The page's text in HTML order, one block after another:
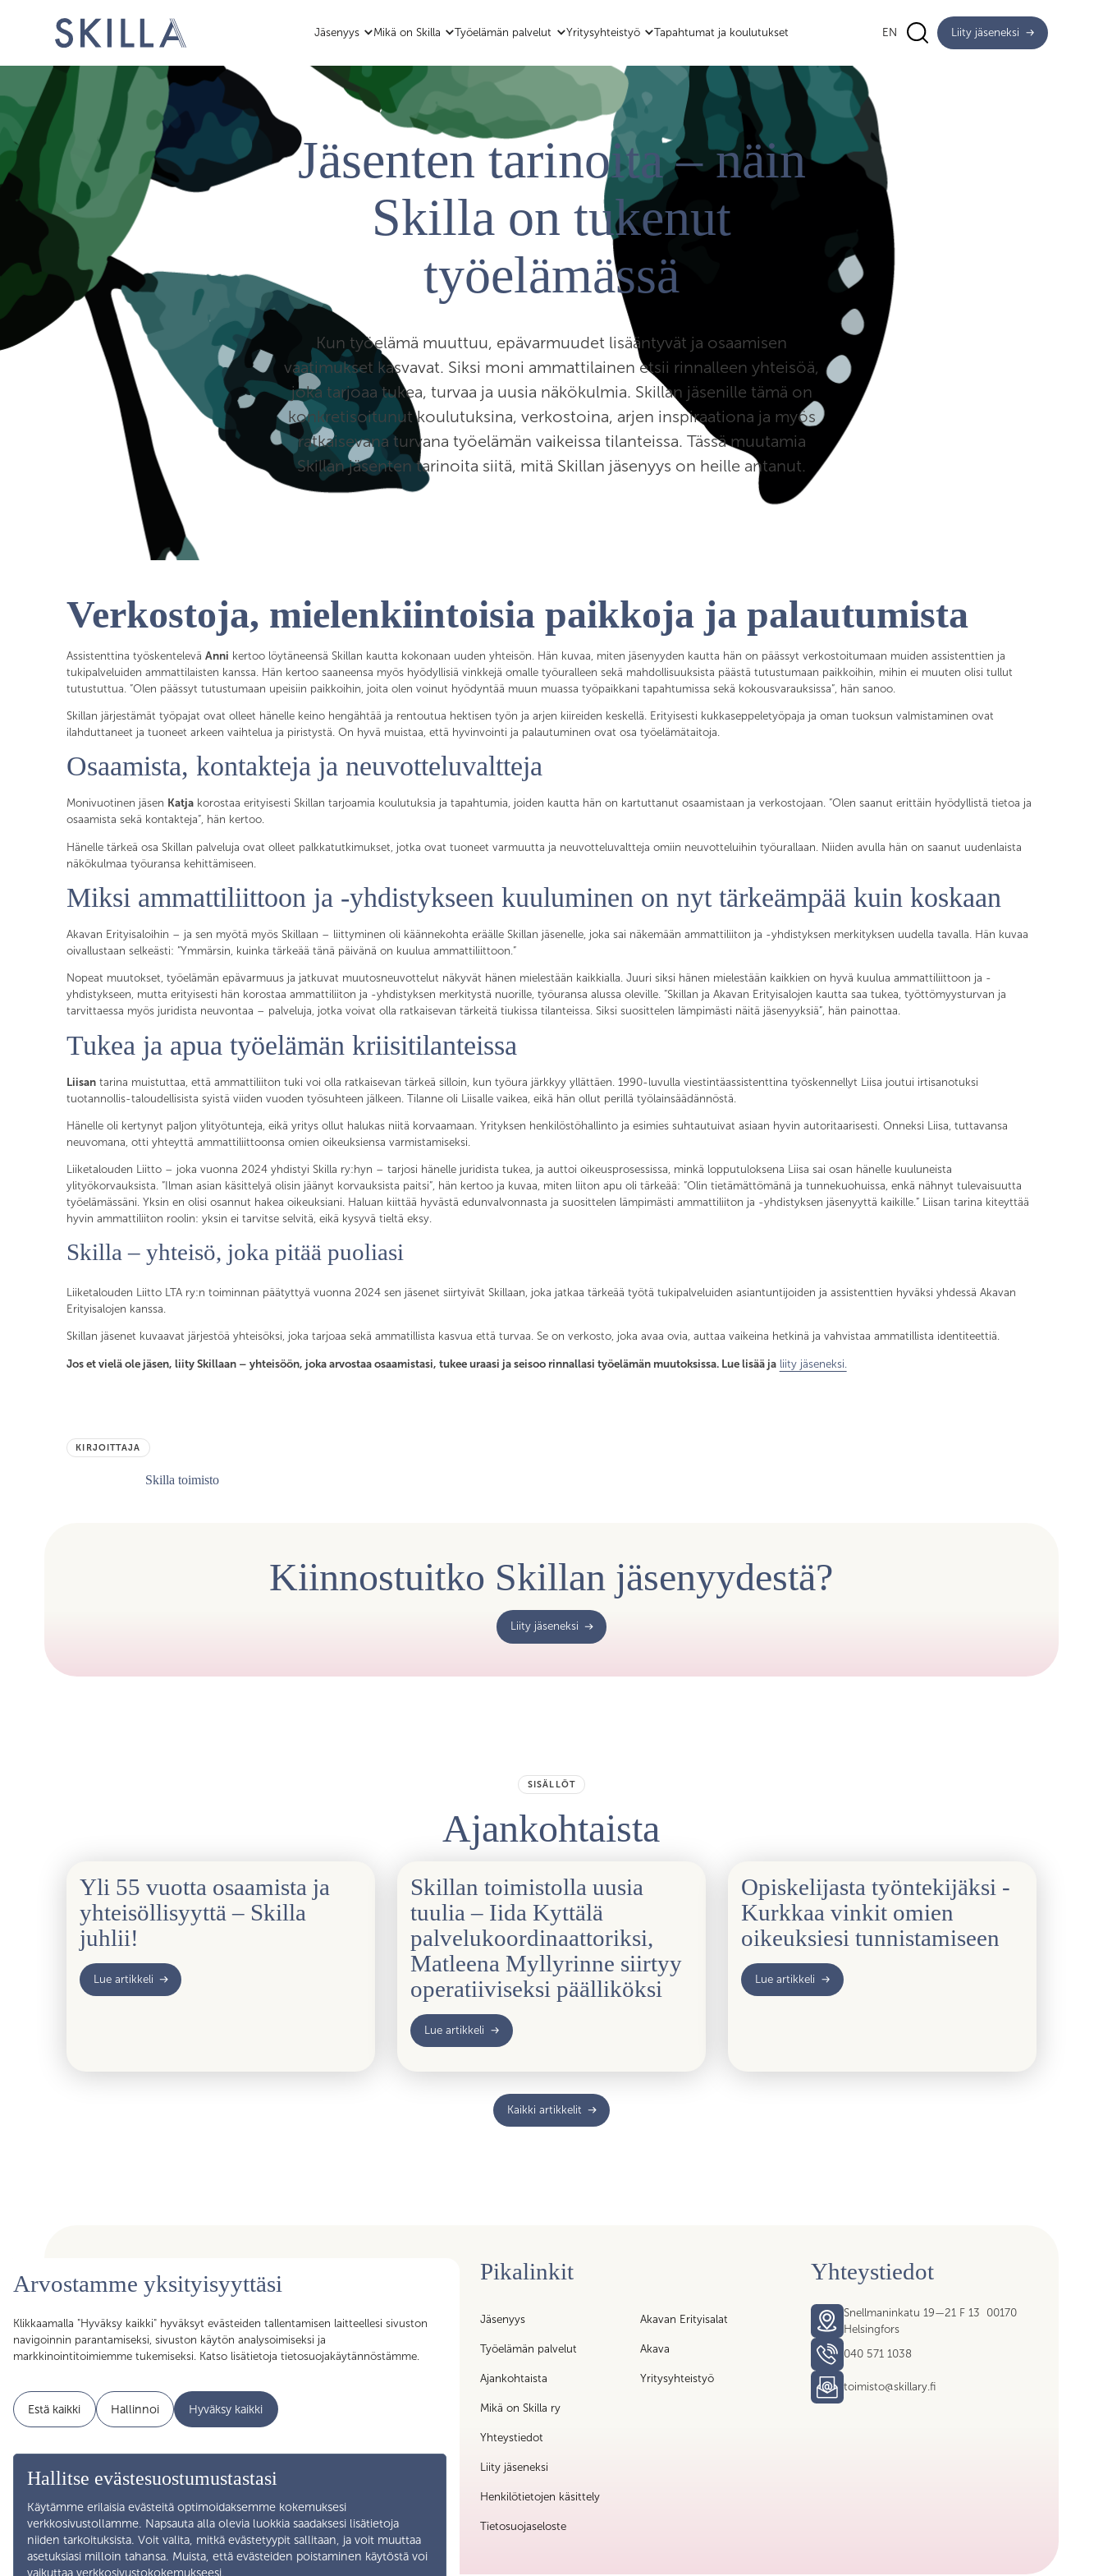
Jäsenyys Mikä on Skilla Työelämän palvelut Yritysyhteistyö Tapahtumat ja koulutukset EN Liity jäseneksi
Jäsenten tarinoita – näin
Skilla on tukenut
työelämässä
Kun työelämä muuttuu, epävarmuudet lisääntyvät ja osaamisen
vaatimukset kasvavat. Siksi moni ammattilainen etsii rinnalleen yhteisöä,
joka tarjoaa tukea, turvaa ja uusia näkökulmia. Skillan jäsenille tämä on
konkretisoitunut koulutuksina, verkostoina, arjen inspiraationa ja myös
ratkaisevana turvana työelämän vaikeissa tilanteissa. Tässä muutamia
Skillan jäsenten tarinoita siitä, mitä Skillan jäsenyys on heille antanut.
Verkostoja, mielenkiintoisia paikkoja ja palautumista
Assistenttina työskentelevä Anni kertoo löytäneensä Skillan kautta kokonaan uuden yhteisön. Hän kuvaa, miten jäsenyyden kautta hän on päässyt verkostoitumaan muiden assistenttien ja
tukipalveluiden ammattilaisten kanssa. Hän kertoo saaneensa myös hyödyllisiä vinkkejä omalle työuralleen sekä mahdollisuuksista päästä tutustumaan paikkoihin, mihin ei muuten olisi tullut
tutustuttua. ”Olen päässyt tutustumaan upeisiin paikkoihin, joita olen voinut hyödyntää muun muassa työpaikkani tapahtumissa sekä kokousvarauksissa”, hän sanoo.
Skillan järjestämät työpajat ovat olleet hänelle keino hengähtää ja rentoutua hektisen työn ja arjen kiireiden keskellä. Erityisesti kukkaseppeletyöpaja ja oman tuoksun valmistaminen ovat
ilahduttaneet ja tuoneet arkeen vaihtelua ja piristystä. On hyvä muistaa, että hyvinvointi ja palautuminen ovat osa työelämätaitoja.
Osaamista, kontakteja ja neuvotteluvaltteja
Monivuotinen jäsen Katjakorostaa erityisesti Skillan tarjoamia koulutuksia ja tapahtumia, joiden kautta hän on kartuttanut osaamistaan ja verkostojaan. ”Olen saanut erittäin hyödyllistä tietoa ja
osaamista sekä kontakteja”, hän kertoo.
Hänelle tärkeä osa Skillan palveluja ovat olleet palkkatutkimukset, jotka ovat tuoneet varmuutta ja neuvotteluvaltteja omiin neuvotteluihin työurallaan. Niiden avulla hän on saanut uudenlaista
näkökulmaa työuransa kehittämiseen.
Miksi ammattiliittoon ja -yhdistykseen kuuluminen on nyt tärkeämpää kuin koskaan
Akavan Erityisaloihin – ja sen myötä myös Skillaan – liittyminen oli käännekohta eräälle Skillan jäsenelle, joka sai näkemään ammattiliiton ja -yhdistyksen merkityksen uudella tavalla. Hän kuvaa
oivallustaan selkeästi: ”Ymmärsin, kuinka tärkeää tänä päivänä on kuulua ammattiliittoon.”
Nopeat muutokset, työelämän epävarmuus ja jatkuvat muutosneuvottelut näkyvät hänen mielestään kaikkialla. Juuri siksi hänen mielestään kaikkien on hyvä kuulua ammattiliittoon ja -
yhdistykseen, mutta erityisesti hän korostaa ammattiliiton ja -yhdistyksen merkitystä nuorille, työuransa alussa oleville. ”Skillan ja Akavan Erityisalojen kautta saa tukea, työttömyysturvan ja
tarvittaessa myös juridista neuvontaa – palveluja, jotka voivat olla ratkaisevan tärkeitä tiukissa tilanteissa. Siksi suosittelen lämpimästi näitä jäsenyyksiä”, hän painottaa.
Tukea ja apua työelämän kriisitilanteissa
Liisantarina muistuttaa, että ammattiliiton tuki voi olla ratkaisevan tärkeä silloin, kun työura järkkyy yllättäen. 1990-luvulla viestintäassistenttina työskennellyt Liisa joutui irtisanotuksi
tuotannollis-taloudellisista syistä viiden vuoden työsuhteen jälkeen. Tilanne oli Liisalle vaikea, eikä hän ollut perillä työlainsäädännöstä.
Hänelle oli kertynyt paljon ylityötunteja, eikä yritys ollut halukas niitä korvaamaan. Yrityksen henkilöstöhallinto ja esimies suhtautuivat asiaan hyvin autoritaarisesti. Onneksi Liisa, tuttavansa
neuvomana, otti yhteyttä ammattiliittoonsa omien oikeuksiensa varmistamiseksi.
Liiketalouden Liitto – joka vuonna 2024 yhdistyi Skilla ry:hyn – tarjosi hänelle juridista tukea, ja auttoi oikeusprosessissa, minkä lopputuloksena Liisa sai osan hänelle kuuluneista
ylityökorvauksista. ”Ilman asian käsittelyä olisin jäänyt korvauksista paitsi”, hän kertoo ja kuvaa, miten liiton apu oli tärkeää: ”Olin tietämättömänä ja tunnekuohuissa, enkä nähnyt tulevaisuutta
työelämässäni. Yksin en olisi osannut hakea oikeuksiani. Haluan kiittää hyvästä edunvalvonnasta ja suosittelen lämpimästi ammattiliiton ja -yhdistyksen jäsenyyttä kaikille.” Liisan tarina kiteyttää
hyvin ammattiliiton roolin: yksin ei tarvitse selvitä, eikä kysyvä tieltä eksy.
Skilla – yhteisö, joka pitää puoliasi
Liiketalouden Liitto LTA ry:n toiminnan päätyttyä vuonna 2024 sen jäsenet siirtyivät Skillaan, joka jatkaa tärkeää työtä tukipalveluiden asiantuntijoiden ja assistenttien hyväksi yhdessä Akavan
Erityisalojen kanssa.
Skillan jäsenet kuvaavat järjestöä yhteisöksi, joka tarjoaa sekä ammatillista kasvua että turvaa. Se on verkosto, joka avaa ovia, auttaa vaikeina hetkinä ja vahvistaa ammatillista identiteettiä.
Jos et vielä ole jäsen, liity Skillaan – yhteisöön, joka arvostaa osaamistasi, tukee uraasi ja seisoo rinnallasi työelämän muutoksissa. Lue lisää ja liity jäseneksi.
KIRJOITTAJA
Skilla toimisto
Kiinnostuitko Skillan jäsenyydestä?
Liity jäseneksi
SISÄLLÖT
Ajankohtaista
Yli 55 vuotta osaamista ja
yhteisöllisyyttä – Skilla
juhlii!
Lue artikkeli
Skillan toimistolla uusia
tuulia – Iida Kyttälä
palvelukoordinaattoriksi,
Matleena Myllyrinne siirtyy
operatiiviseksi päälliköksi
Lue artikkeli
Opiskelijasta työntekijäksi -
Kurkkaa vinkit omien
oikeuksiesi tunnistamiseen
Lue artikkeli
Kaikki artikkelit
Arvostamme yksityisyyttäsi
Klikkaamalla "Hyväksy kaikki" hyväksyt evästeiden tallentamisen laitteellesi sivuston
navigoinnin parantamiseksi, sivuston käytön analysoimiseksi ja
markkinointitoimiemme tukemiseksi. Katso lisätietoja tietosuojakäytännöstämme.
Estä kaikki Hallinnoi Hyväksy kaikki
Hallitse evästesuostumustastasi
Käytämme erilaisia evästeitä optimoidaksemme kokemuksesi
verkkosivustollamme. Napsauta alla olevia luokkia saadaksesi lisätietoja
niiden tarkoituksista. Voit valita, mitkä evästetyypit sallitaan, ja voit muuttaa
asetuksiasi milloin tahansa. Muista, että evästeiden poistaminen käytöstä voi
vaikuttaa verkkosivustokokemukseesi.
asiantuntijat, assistentit, koordinaattorit, esihenkilöt ja päälliköt – kaikki
sujuvan arjen mahdollistajat. Liittymällä Skillan jäseneksi saat
Akavan Erityisalojen liiton palvelut käyttöösi. Liity Skillaan, liity liittoon!
Pikalinkit
Jäsenyys
Työelämän palvelut
Ajankohtaista
Mikä on Skilla ry
Yhteystiedot
Liity jäseneksi
Henkilötietojen käsittely
Tietosuojaseloste
Akavan Erityisalat
Akava
Yritysyhteistyö
Yhteystiedot
Snellmaninkatu 19—21 F 13 00170
Helsingfors
040 571 1038
toimisto@skillary.fi